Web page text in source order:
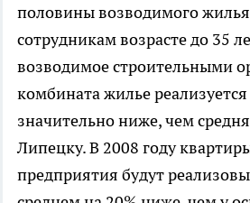
половины возводимого
сотрудникам возрасте до 35
возводимое строительными
комбината жилье
значительно ниже, чем
Липецку. В 2008 году
предприятия будут